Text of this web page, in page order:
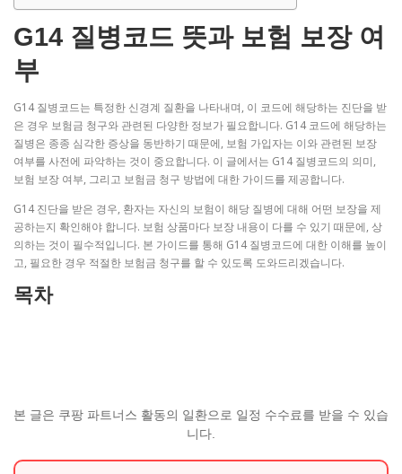
G14 질병코드 뜻과 보험 보장 여
부
G14 질병코드는 특정한 신경계 질환을 나타내며, 이 코드에 해당하는 진단을 받
은 경우 보험금 청구와 관련된 다양한 정보가 필요합니다. G14 코드에 해당하는
질병은 종종 심각한 증상을 동반하기 때문에, 보험 가입자는 이와 관련된 보장
여부를 사전에 파악하는 것이 중요합니다. 이 글에서는 G14 질병코드의 의미,
보험 보장 여부, 그리고 보험금 청구 방법에 대한 가이드를 제공합니다.
G14 진단을 받은 경우, 환자는 자신의 보험이 해당 질병에 대해 어떤 보장을 제
공하는지 확인해야 합니다. 보험 상품마다 보장 내용이 다를 수 있기 때문에, 상
의하는 것이 필수적입니다. 본 가이드를 통해 G14 질병코드에 대한 이해를 높이
고, 필요한 경우 적절한 보험금 청구를 할 수 있도록 도와드리겠습니다.
목차
본 글은 쿠팡 파트너스 활동의 일환으로 일정 수수료를 받을 수 있습
니다.